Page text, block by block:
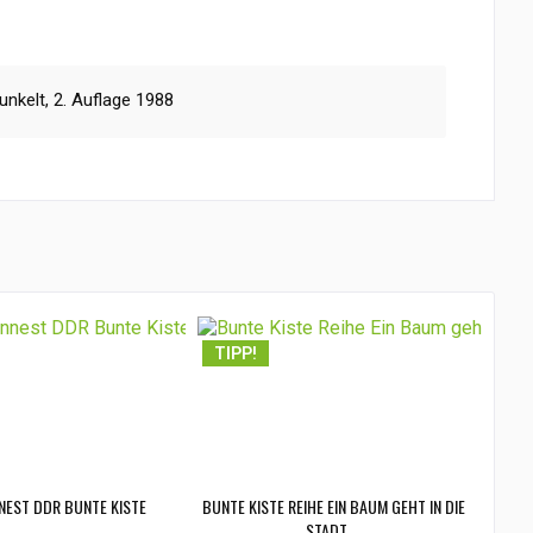
2. Auflage 1988
DDR BUNTE KISTE
TIPP!
BUNTE KISTE REIHE EIN BAUM GEHT IN DIE